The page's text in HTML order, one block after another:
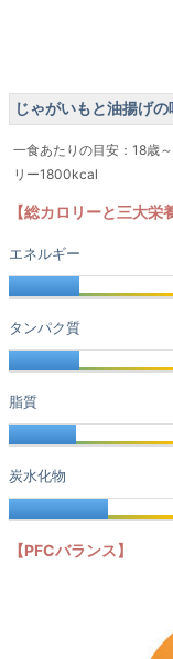
じゃがいもと油揚げ
一食あたりの目安：18歳
リー1800kcal
【総カロリーと三大栄
エネルギー
タンパク質
脂質
炭水化物
【PFCバランス】